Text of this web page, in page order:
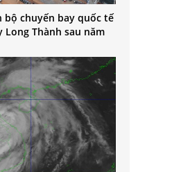
bộ chuyến bay quốc tế
Long Thành sau năm